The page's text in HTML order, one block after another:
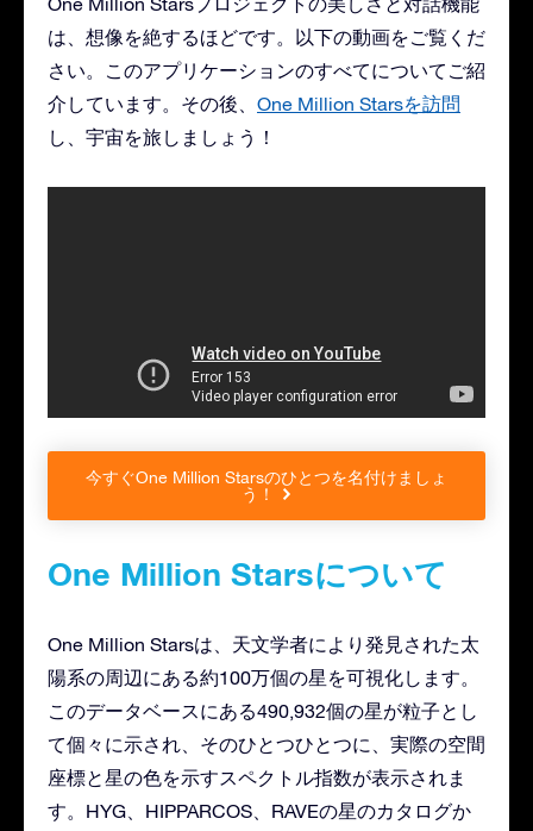
は、想像を絶するほどです。以下の動画をご覧くだ
さい。このアプリケーションのすべてについてご紹
介しています。その後、 One Million Starsを訪問
し、宇宙を旅しましょう！
今すぐOne Million Starsのひとつを名付けましょ
う！
One Million Starsについて
One Million Starsは、天文学者により発見された太
陽系の周辺にある約100万個の星を可視化します。
このデータベースにある490,932個の星が粒子とし
て個々に示され、そのひとつひとつに、実際の空間
座標と星の色を示すスペクトル指数が表示されま
す。HYG、HIPPARCOS、RAVEの星のカタログか